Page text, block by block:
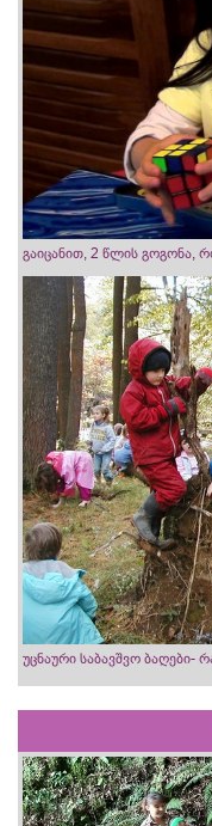
გაიცანით, 2 წლის გოგონა,
უცნაური საბავშვო ბაღები-